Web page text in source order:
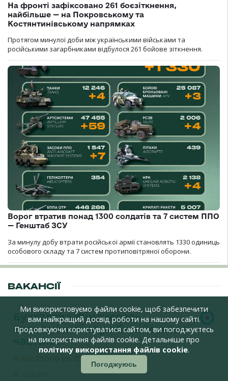
На фронті зафіксовано 261 боєзіткнення,
найбільше — на Покровському та
Костянтинівському напрямках
Протягом минулої доби між українськими військами та
російськими загарбниками відбулося 261 бойове зіткнення.
Ворог втратив понад 1300 солдатів та 7 систем ППО
— Генштаб ЗСУ
За минулу добу втрати російської армії становлять 1330 одиниць
особового складу та 7 систем протиповітряної оборони.
ВАКАНСІЇ
Бухгалтер фінансово-
економічної служби військової
частини
від 25000 до 25000 грн
Ми використовуємо файли cookie, щоб забезпечити
вам найкращий досвід роботи на нашому сайті.
Продовжуючи користуватися сайтом, ви погоджуєтесь
на використання файлів cookie. Детальніше про
політику використання файлів cookie.
Погоджуюсь